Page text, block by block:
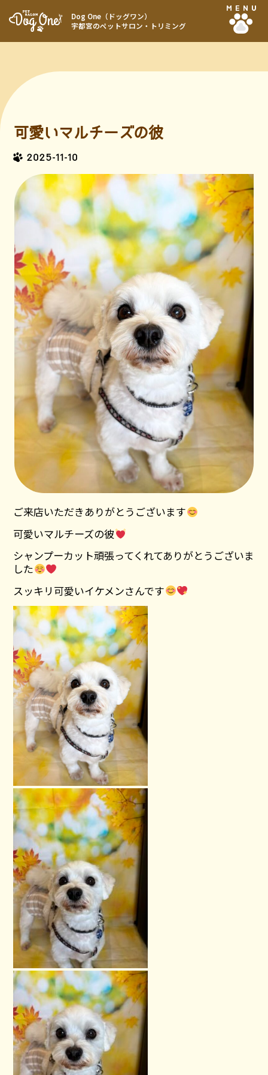
Dog One（ドッグワン）
宇都宮のペットサロン・トリミング
MENU
可愛いマルチーズの彼
2025-11-10
ご来店いただきありがとうございます
可愛いマルチーズの彼
シャンプーカット頑張ってくれてありがとうございま
した
スッキリ可愛いイケメンさんです